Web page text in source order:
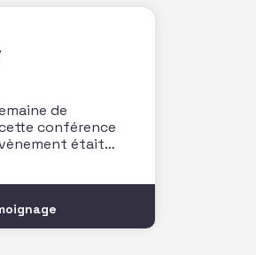
de
conférence
était
pour
et son impact